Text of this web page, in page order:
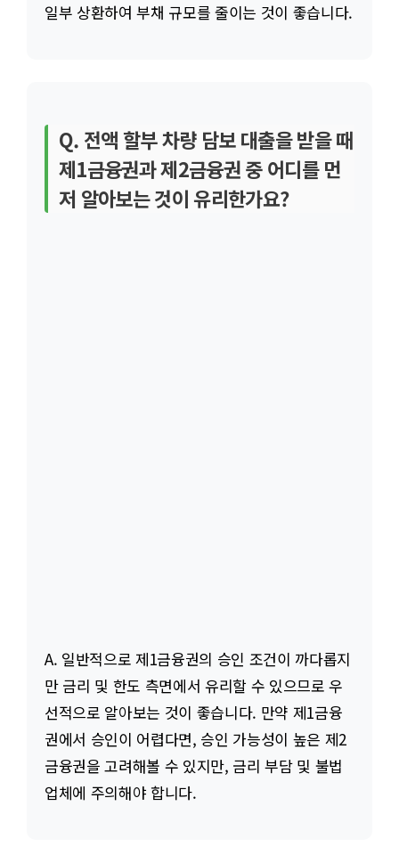
일부 상환하여 부채 규모를 줄이는 것이 좋습니다.
Q. 전액 할부 차량 담보 대출을 받을 때
제1금융권과 제2금융권 중 어디를 먼
저 알아보는 것이 유리한가요?
A. 일반적으로 제1금융권의 승인 조건이 까다롭지
만 금리 및 한도 측면에서 유리할 수 있으므로 우
선적으로 알아보는 것이 좋습니다. 만약 제1금융
권에서 승인이 어렵다면, 승인 가능성이 높은 제2
금융권을 고려해볼 수 있지만, 금리 부담 및 불법
업체에 주의해야 합니다.